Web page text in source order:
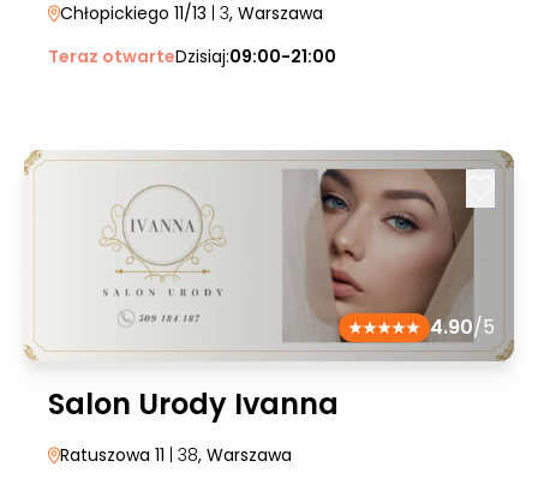
Chłopickiego 11/13 | 3, Warszawa
Teraz otwarteDzisiaj:09:00-21:00
4.90/5
Salon Urody Ivanna
Ratuszowa 11 | 38, Warszawa